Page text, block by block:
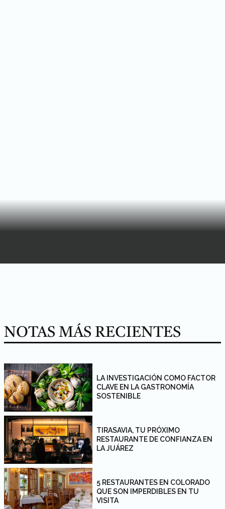
NOTAS MÁS RECIENTES
LA INVESTIGACIÓN COMO FACTOR
CLAVE EN LA GASTRONOMÍA
SOSTENIBLE
TIRASAVIA, TU PRÓXIMO
RESTAURANTE DE CONFIANZA EN
LA JUÁREZ
5 RESTAURANTES EN COLORADO
QUE SON IMPERDIBLES EN TU
VISITA